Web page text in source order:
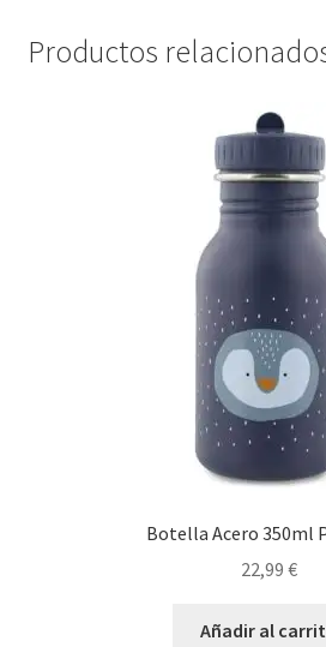
Productos
Botella Acero 350ml
22,99 €
Añadir al